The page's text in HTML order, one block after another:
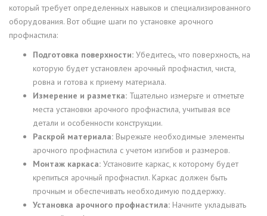
который требует определенных навыков и специализированного
оборудования. Вот общие шаги по установке арочного
профнастила:
Подготовка поверхности: Убедитесь, что поверхность, на
которую будет установлен арочный профнастил, чиста,
ровна и готова к приему материала.
Измерение и разметка: Тщательно измерьте и отметьте
места установки арочного профнастила, учитывая все
детали и особенности конструкции.
Раскрой материала: Вырежьте необходимые элементы
арочного профнастила с учетом изгибов и размеров.
Монтаж каркаса: Установите каркас, к которому будет
крепиться арочный профнастил. Каркас должен быть
прочным и обеспечивать необходимую поддержку.
Установка арочного профнастила: Начните укладывать